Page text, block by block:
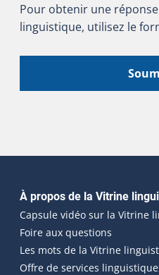
Pour obtenir une
linguistique, utilisez le
Navigation
À propos de la Vitrine
Capsule vidéo sur la Vitrine
Foire aux questions
Les mots de la Vitrine
Offre de services